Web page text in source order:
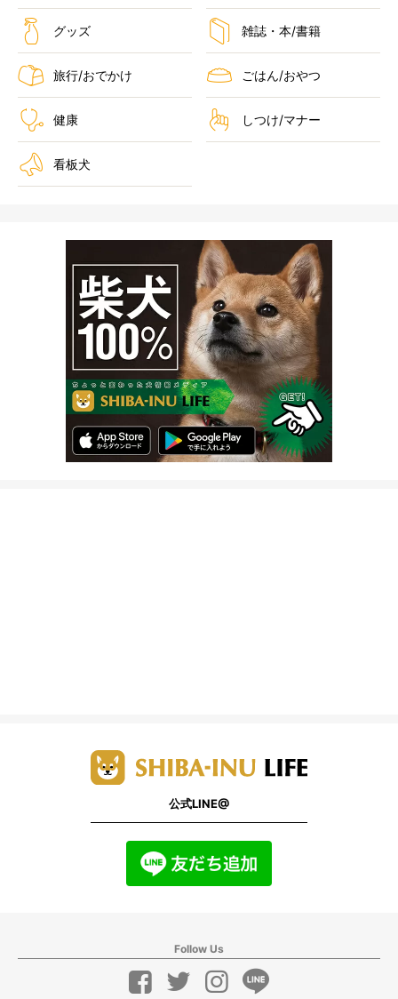
グッズ 雑誌・本/書籍
旅行/おでかけ ごはん/おやつ
健康 しつけ/マナー
看板犬
公式LINE@
Follow Us